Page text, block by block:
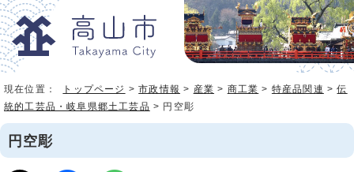
現在位置： トップページ >市政情報 > 産業 > 商工業 > 特産品関連 >伝
統的工芸品・岐阜県郷土工芸品 > 円空彫
円空彫